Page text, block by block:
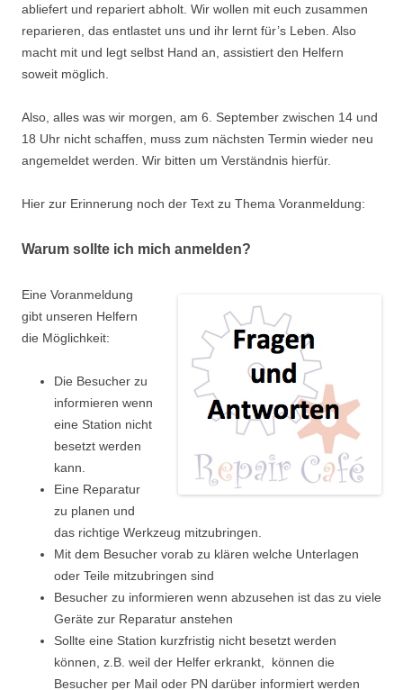
abliefert und repariert abholt. Wir wollen mit euch zusammen
reparieren, das entlastet uns und ihr lernt für’s Leben. Also
macht mit und legt selbst Hand an, assistiert den Helfern
soweit möglich.
Also, alles was wir morgen, am 6. September zwischen 14 und
18 Uhr nicht schaffen, muss zum nächsten Termin wieder neu
angemeldet werden. Wir bitten um Verständnis hierfür.
Hier zur Erinnerung noch der Text zu Thema Voranmeldung:
Warum sollte ich mich anmelden?
Eine Voranmeldung
gibt unseren Helfern
die Möglichkeit:
Die Besucher zu
informieren wenn
eine Station nicht
besetzt werden
kann.
Eine Reparatur
zu planen und
das richtige Werkzeug mitzubringen.
Mit dem Besucher vorab zu klären welche Unterlagen
oder Teile mitzubringen sind
Besucher zu informieren wenn abzusehen ist das zu viele
Geräte zur Reparatur anstehen
Sollte eine Station kurzfristig nicht besetzt werden
können, z.B. weil der Helfer erkrankt, können die
Besucher per Mail oder PN darüber informiert werden